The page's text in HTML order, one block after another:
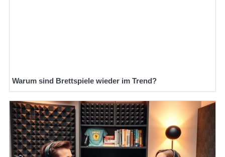
Warum sind Brettspiele wieder im Trend?